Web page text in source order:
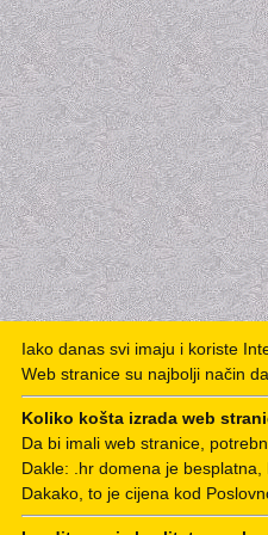
Iako danas svi imaju i koriste
Web stranice su najbolji način
Koliko košta izrada web
Da bi imali web stranice,
Dakle: .hr domena je
Dakako, to je cijena kod